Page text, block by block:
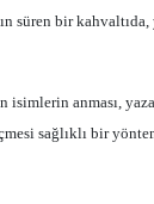
süren bir
isimlerin anması,
sağlıklı bir